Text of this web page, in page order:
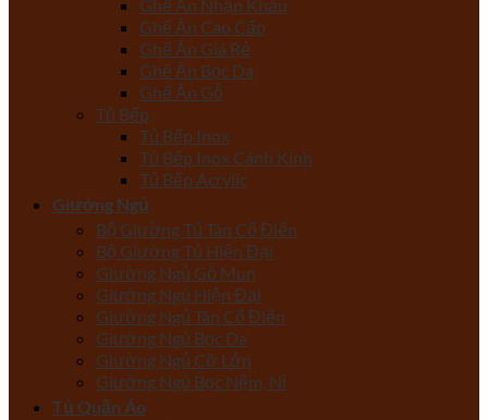
Ghế Ăn Nhập Khẩu
Ghế Ăn Cao Cấp
Ghế Ăn Giá Rẻ
Ghế Ăn Bọc Da
Ghế Ăn Gỗ
Tủ Bếp
Tủ Bếp Inox
Tủ Bếp Inox Cánh Kính
Tủ Bếp Acrylic
Giường Ngủ
Bộ Giường Tủ Tân Cổ Điển
Bộ Giường Tủ Hiện Đại
Giường Ngủ Gỗ Mun
Giường Ngủ Hiện Đại
Giường Ngủ Tân Cổ Điển
Giường Ngủ Bọc Da
Giường Ngủ Cỡ Lớn
Giường Ngủ Bọc Nệm, Nỉ
Tủ Quần Áo